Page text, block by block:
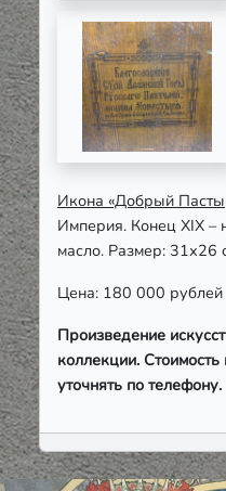
Икона «Добрый
Империя. Конец XIX –
масло. Размер: 31х26
Цена: 180 000 рублей
Произведение
коллекции.
уточнять по телефону.